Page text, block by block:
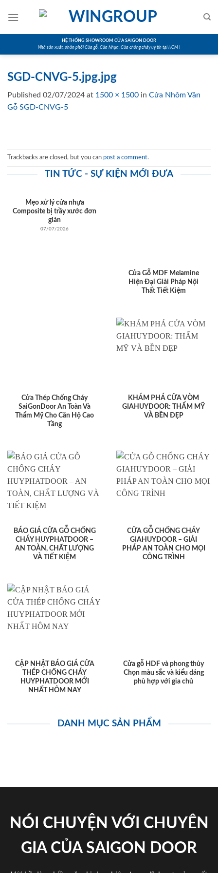
HỆ THỐNG SHOWROOM CỬA SAIGON DOOR
Nhà sản xuất, phân phối Cửa gỗ, Cửa Nhựa, Cửa chống cháy uy tín tại HCM !
SGD-CNVG-5.jpg.jpg
Published 02/07/2024 at 1500 × 1500 in Cửa Nhôm Vân
Gỗ SGD-CNVG-5
Trackbacks are closed, but you can post a comment.
TIN TỨC - SỰ KIỆN MỚI ĐƯA
Mẹo xử lý cửa nhựa
Composite bị trầy xước đơn
giản
07/07/2026
Cửa Gỗ MDF Melamine
Hiện Đại Giải Pháp Nội
Thất Tiết Kiệm
Cửa Thép Chống Cháy
SaiGonDoor An Toàn Và
Thẩm Mỹ Cho Căn Hộ Cao
Tầng
KHÁM PHÁ CỬA VÒM
GIAHUYDOOR: THẨM MỸ
VÀ BỀN ĐẸP
BÁO GIÁ CỬA GỖ CHỐNG
CHÁY HUYPHATDOOR –
AN TOÀN, CHẤT LƯỢNG
VÀ TIẾT KIỆM
CỬA GỖ CHỐNG CHÁY
GIAHUYDOOR – GIẢI
PHÁP AN TOÀN CHO MỌI
CÔNG TRÌNH
CẬP NHẬT BÁO GIÁ CỬA
THÉP CHỐNG CHÁY
HUYPHATDOOR MỚI
NHẤT HÔM NAY
Cửa gỗ HDF và phong thủy
Chọn màu sắc và kiểu dáng
phù hợp với gia chủ
DANH MỤC SẢN PHẨM
NÓI CHUYỆN VỚI CHUYÊN
GIA CỦA SAIGON DOOR